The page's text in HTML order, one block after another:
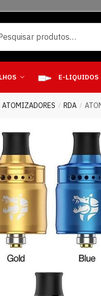
E-LIQUIDOS
ATOMIZADORES / RDA /